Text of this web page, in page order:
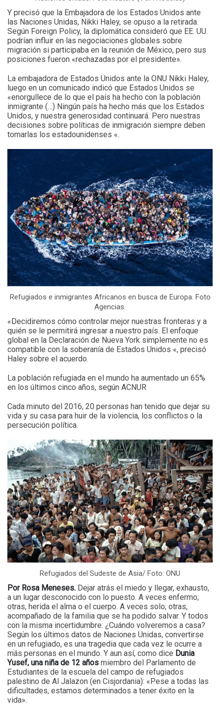
Y precisó que la Embajadora de los Estados Unidos ante
las Naciones Unidas, Nikki Haley, se opuso a la retirada.
Según Foreign Policy, la diplomática consideró que EE. UU.
podrían influir en las negociaciones globales sobre
migración si participaba en la reunión de México, pero sus
posiciones fueron «rechazadas por el presidente».
La embajadora de Estados Unidos ante la ONU Nikki Haley,
luego en un comunicado indicó que Estados Unidos se
«enorgullece de lo que el país ha hecho con la población
inmigrante (…) Ningún país ha hecho más que los Estados
Unidos, y nuestra generosidad continuará. Pero nuestras
decisiones sobre políticas de inmigración siempre deben
tomarlas los estadounidenses «.
Refugiados e inmigrantes Africanos en busca de Europa. Foto
Agencias.
«Decidiremos cómo controlar mejor nuestras fronteras y a
quién se le permitirá ingresar a nuestro país. El enfoque
global en la Declaración de Nueva York simplemente no es
compatible con la soberanía de Estados Unidos «, precisó
Haley sobre el acuerdo.
La población refugiada en el mundo ha aumentado un 65%
en los últimos cinco años, según ACNUR
Cada minuto del 2016, 20 personas han tenido que dejar su
vida y su casa para huir de la violencia, los conflictos o la
persecución política.
Refugiados del Sudeste de Asia/ Foto: ONU
Por Rosa Meneses. Dejar atrás el miedo y llegar, exhausto,
a un lugar desconocido con lo puesto. A veces enfermo;
otras, herida el alma o el cuerpo. A veces solo; otras,
acompañado de la familia que se ha podido salvar. Y todos
con la misma incertidumbre: ¿Cuándo volveremos a casa?
Según los últimos datos de Naciones Unidas, convertirse
en un refugiado, es una tragedia que cada vez le ocurre a
más personas en el mundo. Y aun así, como dice Dunia
Yusef, una niña de 12 años miembro del Parlamento de
Estudiantes de la escuela del campo de refugiados
palestino de Al Jalazon (en Cisjordania): «Pese a todas las
dificultades, estamos determinados a tener éxito en la
vida».